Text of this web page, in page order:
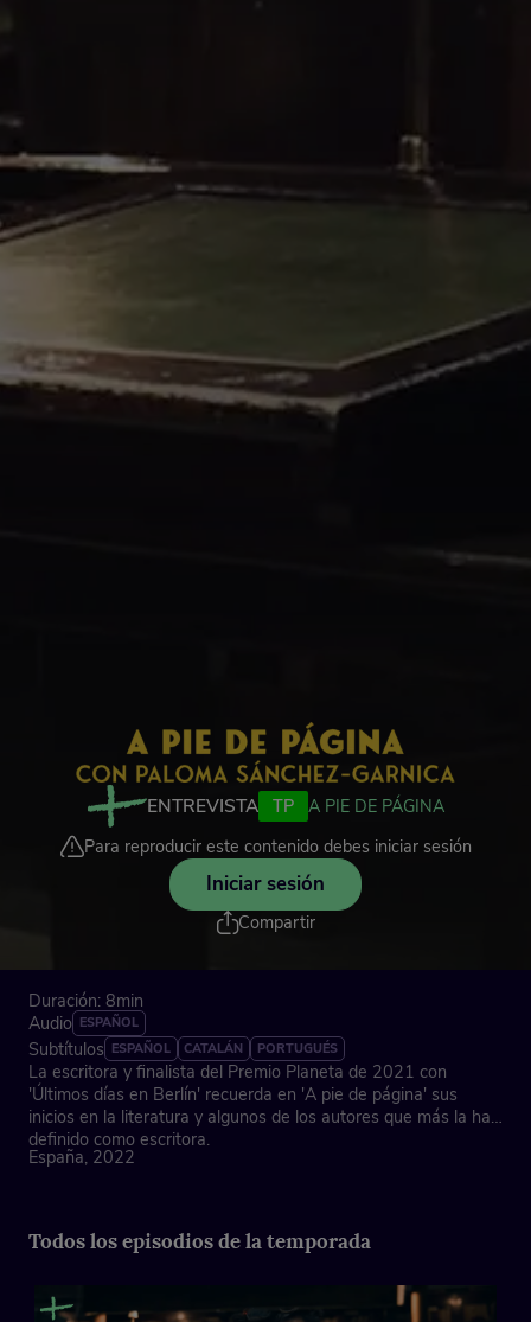
ENTREVISTA TP
A PIE DE PÁGINA
Para reproducir este contenido debes iniciar sesión
Iniciar sesión
Compartir
Duración: 8min
Audio ESPAÑOL
Subtítulos ESPAÑOL CATALÁN PORTUGUÉS
La escritora y finalista del Premio Planeta de 2021 con
'Últimos días en Berlín' recuerda en 'A pie de página' sus
inicios en la literatura y algunos de los autores que más la han
definido como escritora.
España, 2022
Todos los episodios de la temporada